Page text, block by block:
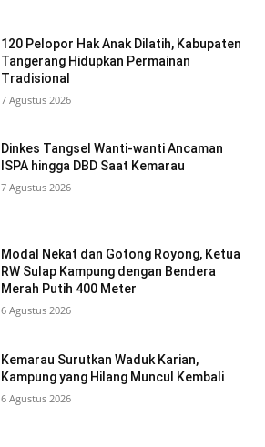
120 Pelopor Hak Anak Dilatih, Kabupaten
Tangerang Hidupkan Permainan
Tradisional
7 Agustus 2026
Dinkes Tangsel Wanti-wanti Ancaman
ISPA hingga DBD Saat Kemarau
7 Agustus 2026
Modal Nekat dan Gotong Royong, Ketua
RW Sulap Kampung dengan Bendera
Merah Putih 400 Meter
6 Agustus 2026
Kemarau Surutkan Waduk Karian,
Kampung yang Hilang Muncul Kembali
6 Agustus 2026